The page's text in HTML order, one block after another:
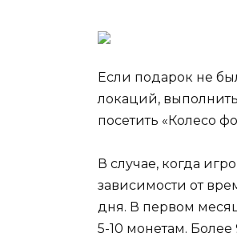
Если подарок не
локаций,
посетить «Колесо
В случае, когда
зависимости от
дня. В первом
5-10 монетам.